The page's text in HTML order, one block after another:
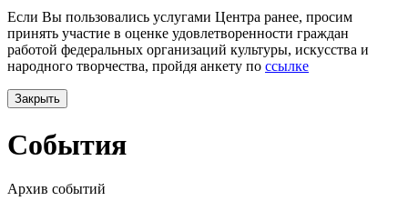
Если Вы пользовались услугами Центра ранее, просим
принять участие в оценке удовлетворенности граждан
работой федеральных организаций культуры, искусства и
народного творчества, пройдя анкету по ссылке
Закрыть
События
Архив событий